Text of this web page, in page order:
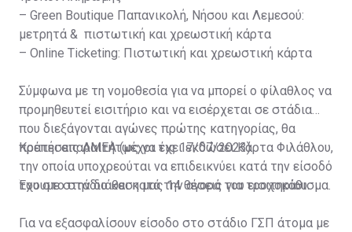
– Green Boutique Παπανικολή, Νήσου και Λεμεσού:
μετρητά & πιστωτική και χρεωστική κάρτα
– Online Ticketing: Πιστωτική και χρεωστική κάρτα
Σύμφωνα με τη νομοθεσία για να μπορεί ο φίλαθλος να
προμηθευτεί εισιτήριο και να εισέρχεται σε στάδια
που διεξάγονται αγώνες πρώτης κατηγορίας, θα
πρέπει απαραιτήτως να έχει εκδώσει Κάρτα Φιλάθλου,
την οποία υποχρεούται να επιδεικνύει κατά την είσοδό
του στο στάδιο και κατά την αγορά του εισιτηρίου.
Κρατήσεις ΑΜΕΑ (μέχρι τις 17/07/2023)
Έχουμε στην διάθεση μας 14 θέσεις για τροχοκάθισμα.
Για να εξασφαλίσουν είσοδο στο στάδιο ΓΣΠ άτομα με